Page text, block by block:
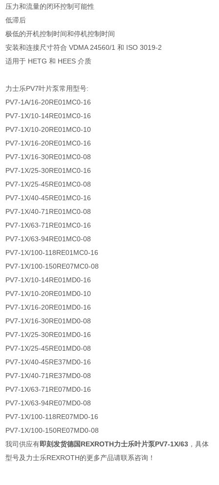
压力和流量的闭环控制可能性
低滞后
极低的开机控制时间和停机控制时间
安装和连接尺寸符合 VDMA 24560/1 和 ISO 3019-2
适用于 HETG 和 HEES 介质
力士乐PV7叶片泵常用型号:
PV7-1A/16-20RE01MC0-16
PV7-1X/10-14RE01MC0-16
PV7-1X/10-20RE01MC0-10
PV7-1X/16-20RE01MC0-16
PV7-1X/16-30RE01MC0-08
PV7-1X/25-30RE01MC0-16
PV7-1X/25-45RE01MC0-08
PV7-1X/40-45RE01MC0-16
PV7-1X/40-71RE01MC0-08
PV7-1X/63-71RE01MC0-16
PV7-1X/63-94RE01MC0-08
PV7-1X/100-118RE01MC0-16
PV7-1X/100-150RE07MC0-08
PV7-1X/10-14RE01MD0-16
PV7-1X/10-20RE01MD0-10
PV7-1X/16-20RE01MD0-16
PV7-1X/16-30RE01MD0-08
PV7-1X/25-30RE01MD0-16
PV7-1X/25-45RE01MD0-08
PV7-1X/40-45RE37MD0-16
PV7-1X/40-71RE37MD0-08
PV7-1X/63-71RE07MD0-16
PV7-1X/63-94RE07MD0-08
PV7-1X/100-118RE07MD0-16
PV7-1X/100-150RE07MD0-08
我司供应有即刻发货德国REXROTH力士乐叶片泵PV7-1X/63 ，具体
型号及力士乐REXROTH的更多产品请联系咨询！